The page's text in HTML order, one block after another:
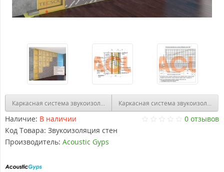
Каркасная система звукоизоляции стен «Премиум М»
Каркасная система
Наличие: В наличии
0 отзывов
Код Товара: Звукоизоляция стен
Производитель: Acoustic Gyps